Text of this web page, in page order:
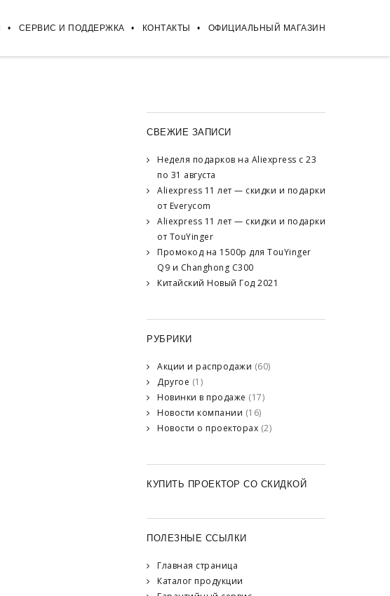
СЕРВИС И ПОДДЕРЖКА КОНТАКТЫ ОФИЦИАЛЬНЫЙ МАГАЗИН
СВЕЖИЕ ЗАПИСИ
Неделя подарков на Aliexpress с 23
по 31 августа
Aliexpress 11 лет — скидки и подарки
от Everycom
Aliexpress 11 лет — скидки и подарки
от TouYinger
Промокод на 1500р для TouYinger
Q9 и Changhong C300
Китайский Новый Год 2021
РУБРИКИ
Акции и распродажи (60)
Другое (1)
Новинки в продаже (17)
Новости компании (16)
Новости о проекторах (2)
КУПИТЬ ПРОЕКТОР СО СКИДКОЙ
ПОЛЕЗНЫЕ ССЫЛКИ
Главная страница
Каталог продукции